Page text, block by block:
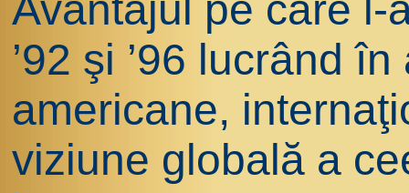
’92 şi ’96 lucrând
americane,
viziune globală a